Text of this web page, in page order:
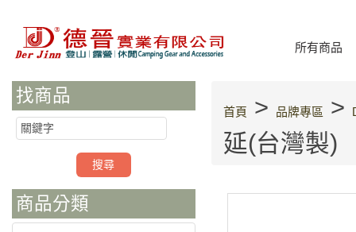
所有商品
找商品
商品分類
首頁 > 品牌專區 >
延(台灣製)